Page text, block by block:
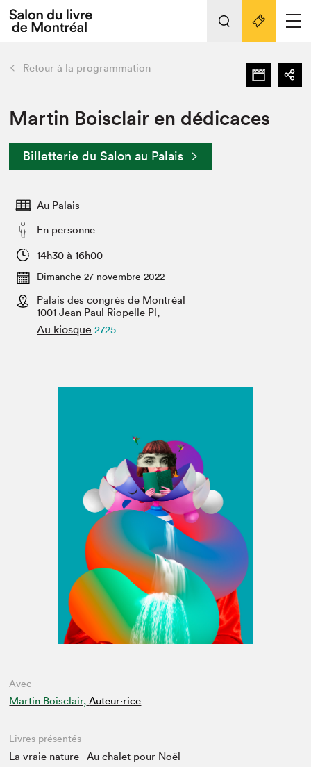
Espace exposant⋅e⋅s
Espace enseignant·e·s
Espace médias
L'événement
Préparer sa visite au Salon
Actualités
SLM PRO
retour Nos activités
Préparer sa visite
Salon dans la ville et en ligne
Projets partenaires
Liens pratiques
Retour à la programmation
Martin Boisclair en dédicaces
Billetterie du Salon au Palais
Au Palais
En personne
14h30 à 16h00
Dimanche 27 novembre 2022
Palais des congrès de Montréal
1001 Jean Paul Riopelle Pl,
Au kiosque 2725
Avec
Martin Boisclair, Auteur·rice
Livres présentés
La vraie nature - Au chalet pour Noël